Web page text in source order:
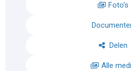
Foto's
Delen
Alle